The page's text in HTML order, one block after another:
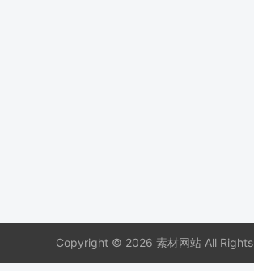
Copyright © 2026 素材网站 All